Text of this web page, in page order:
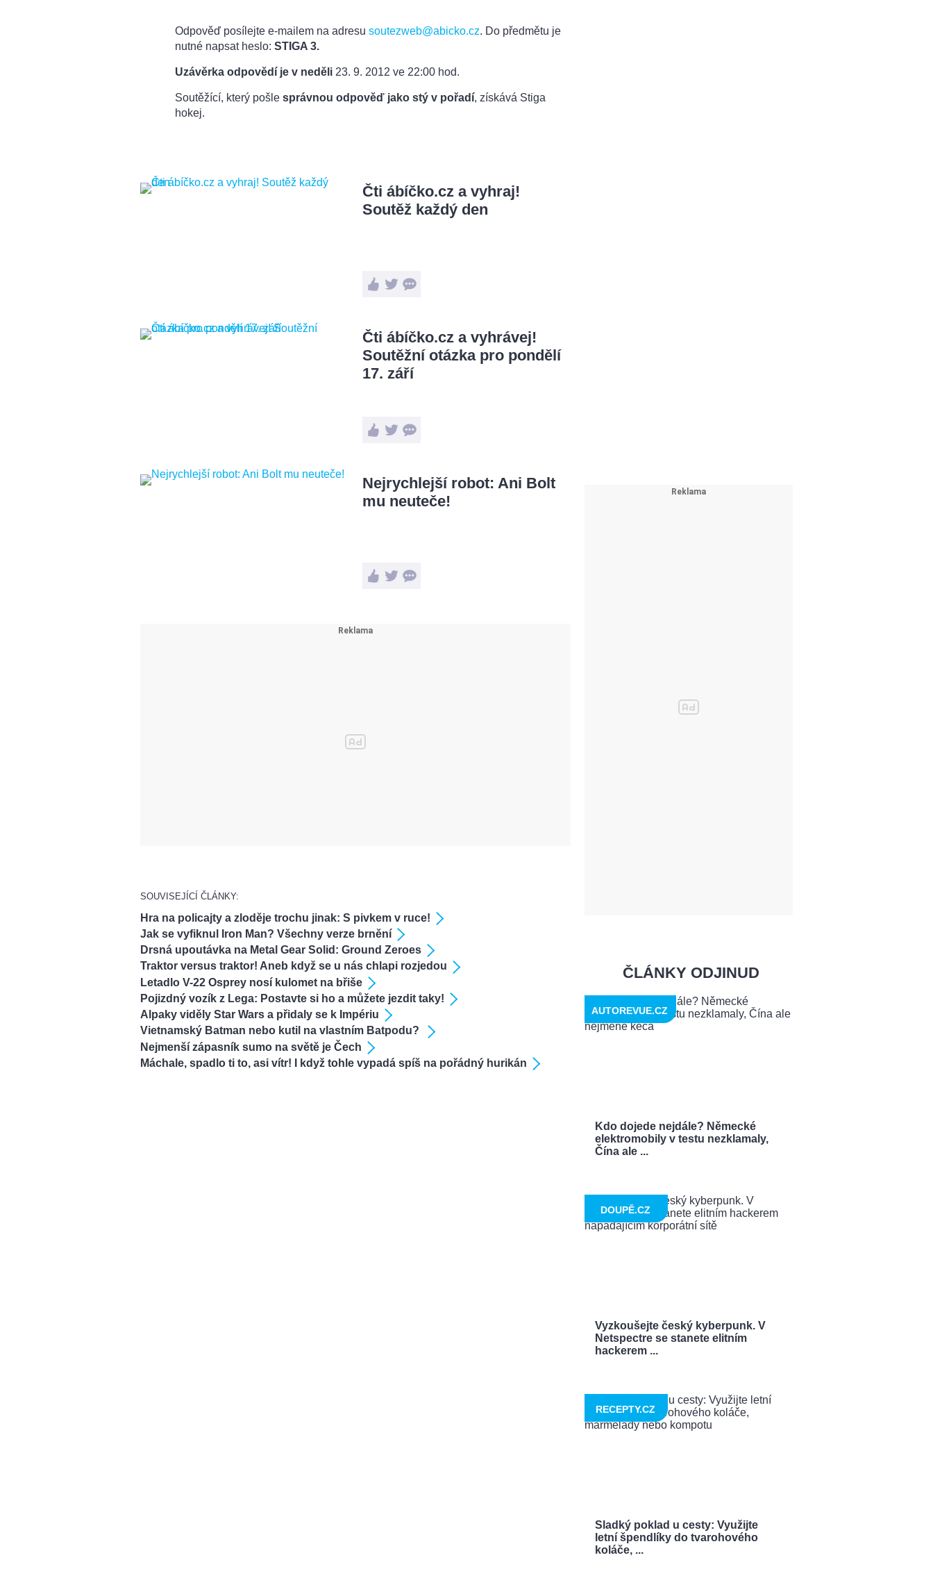
Odpověď posílejte e-mailem na adresu soutezweb@abicko.cz. Do předmětu je
nutné napsat heslo: STIGA 3.
Uzávěrka odpovědí je v neděli 23. 9. 2012 ve 22:00 hod.
Soutěžící, který pošle správnou odpověď jako stý v pořadí, získává Stiga
hokej.
Čti ábíčko.cz a vyhraj!
Soutěž každý den
Čti ábíčko.cz a vyhrávej!
Soutěžní otázka pro pondělí
17. září
Nejrychlejší robot: Ani Bolt
mu neuteče!
SOUVISEJÍCÍ ČLÁNKY:
Hra na policajty a zloděje trochu jinak: S pivkem v ruce!
Jak se vyfiknul Iron Man? Všechny verze brnění
Drsná upoutávka na Metal Gear Solid: Ground Zeroes
Traktor versus traktor! Aneb když se u nás chlapi rozjedou
Letadlo V-22 Osprey nosí kulomet na břiše
Pojizdný vozík z Lega: Postavte si ho a můžete jezdit taky!
Alpaky viděly Star Wars a přidaly se k Impériu
Vietnamský Batman nebo kutil na vlastním Batpodu?
Nejmenší zápasník sumo na světě je Čech
Máchale, spadlo ti to, asi vítr! I když tohle vypadá spíš na pořádný hurikán
ČLÁNKY ODJINUD
Kdo dojede nejdále? Německé
elektromobily v testu nezklamaly,
Čína ale ...
AUTOREVUE.CZ
Vyzkoušejte český kyberpunk. V
Netspectre se stanete elitním
hackerem ...
DOUPĚ.CZ
Sladký poklad u cesty: Využijte
letní špendlíky do tvarohového
koláče, ...
RECEPTY.CZ